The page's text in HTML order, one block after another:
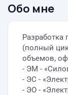
Обо мне
Разработка
(полный
объемов,
- ЭМ -
- ЭС -
- ЭО -